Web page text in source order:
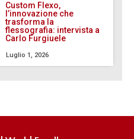
Custom Flexo,
l’innovazione che
trasforma la
flessografia: intervista a
Carlo Furgiuele
Luglio 1, 2026